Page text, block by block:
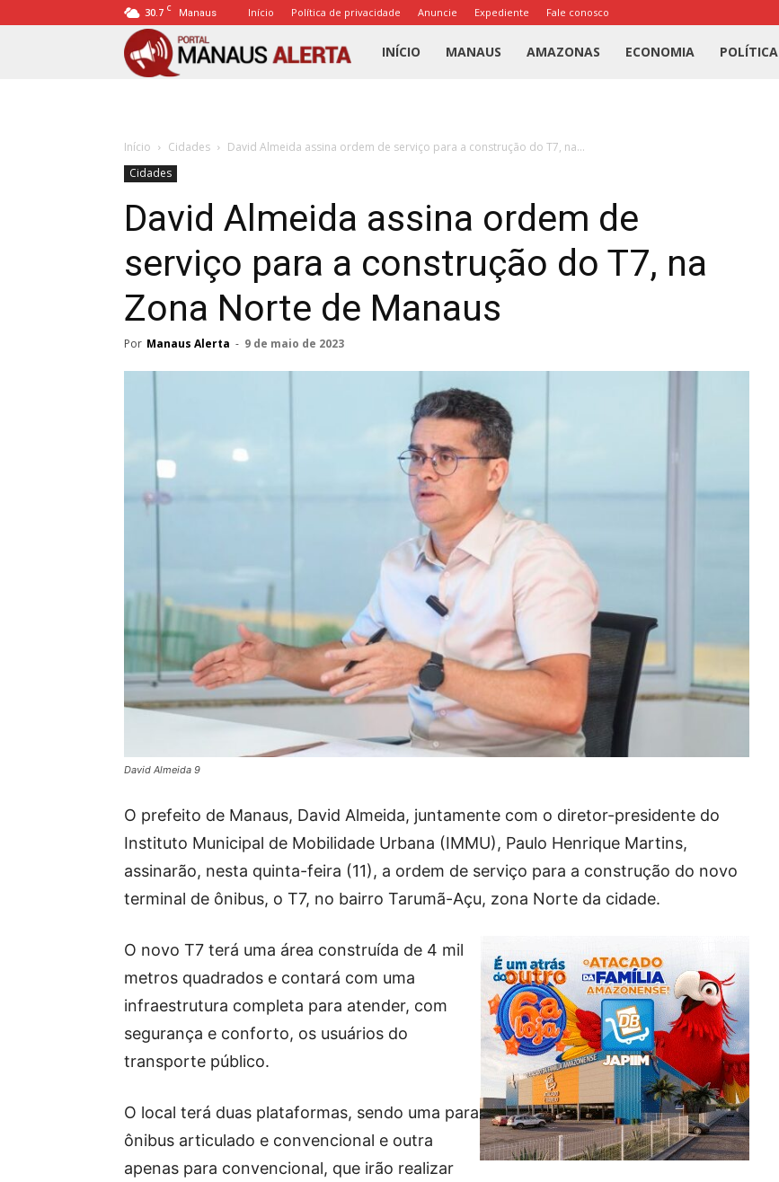
30.7 C Manaus Início Política de privacidade Anuncie Expediente Fale conosco
Portal
INÍCIO MANAUS AMAZONAS ECONOMIA POLÍTICA
Início Cidades
David Almeida assina ordem de serviço para a construção do T7, na...
Cidades
David Almeida assina ordem de
serviço para a construção do T7, na
Zona Norte de Manaus
Por Manaus Alerta - 9 de maio de 2023
David Almeida 9
O prefeito de Manaus, David Almeida, juntamente com o diretor-presidente do
Instituto Municipal de Mobilidade Urbana (IMMU), Paulo Henrique Martins,
assinarão, nesta quinta-feira (11), a ordem de serviço para a construção do novo
terminal de ônibus, o T7, no bairro Tarumã-Açu, zona Norte da cidade.
O novo T7 terá uma área construída de 4 mil
metros quadrados e contará com uma
infraestrutura completa para atender, com
segurança e conforto, os usuários do
transporte público.
O local terá duas plataformas, sendo uma para
ônibus articulado e convencional e outra
apenas para convencional, que irão realizar